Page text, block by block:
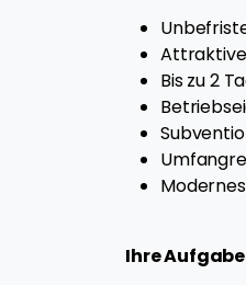
Bis zu 2
Ihre